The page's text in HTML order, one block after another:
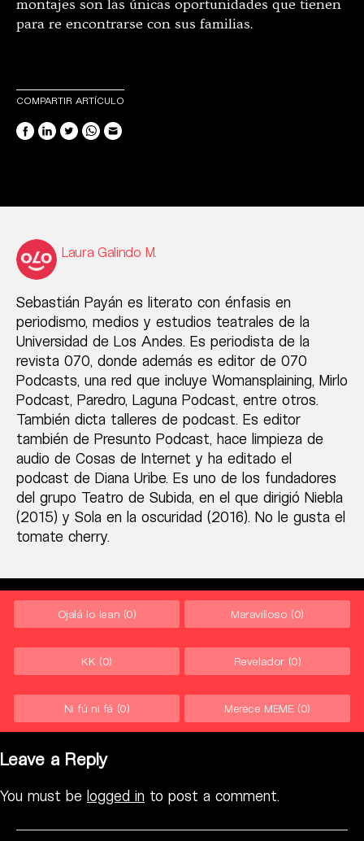
montajes son las únicas oportunidades que tienen
para re encontrarse con sus familias.
COMPARTIR ARTÍCULO
Laura Galindo M.
Sebastián Payán es literato con énfasis en
periodismo, medios y estudios teatrales de la
Universidad de Los Andes. Es periodista de la
revista 070, donde además es editor de 070
Podcasts, una red que incluye Womansplaining, Mirlo
Podcast, Paredro, Laguna Podcast, entre otros.
También dicta talleres de podcast. Es editor
también de Presunto Podcast, hace limpieza de
audio de Cosas de Internet y ha editado el
podcast de Diana Uribe. Es uno de los fundadores
del grupo Teatro de Subida, en el que dirigió Niebla
(2015) y Sola en la oscuridad (2016). No le gusta el
tomate cherry.
Ojalá lo lean (0) Maravilloso (0)
KK (0) Revelador (0)
Ni fú ni fá (0) Merece MEME (0)
Leave a Reply
You must be logged in to post a comment.